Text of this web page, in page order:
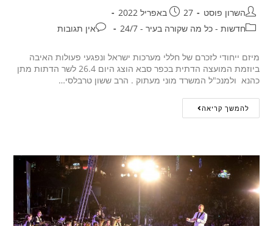
השרון פוסט
27 באפריל 2022
חדשות - כל מה שקורה בעיר - 24/7
אין תגובות
מיזם ייחודי לזכרם של חללי מערכות ישראל ונפגעי פעולות האיבה
ביוזמת המועצה הדתית בכפר סבא הוצג היום 26.4 לשר הדתות מתן
כהנא ולמנכ"ל המשרד מוני מעתוק . הרב ששון טרבלסי…
להמשך קריאה